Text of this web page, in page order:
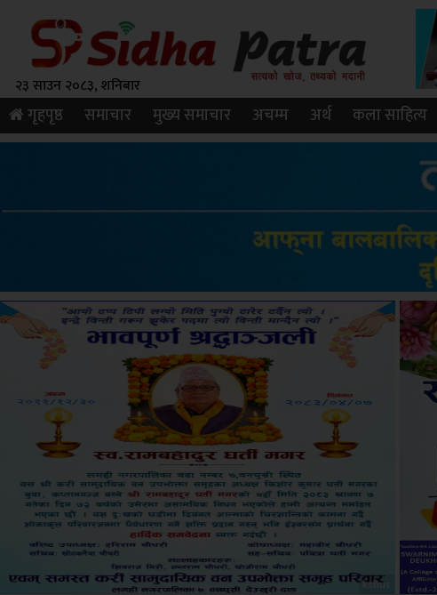
२३ साउन २०८३, शनिबार
गृहपृष्ठ समाचार मुख्य समाचार अचम्म अर्थ कला साहित्य
Sdc